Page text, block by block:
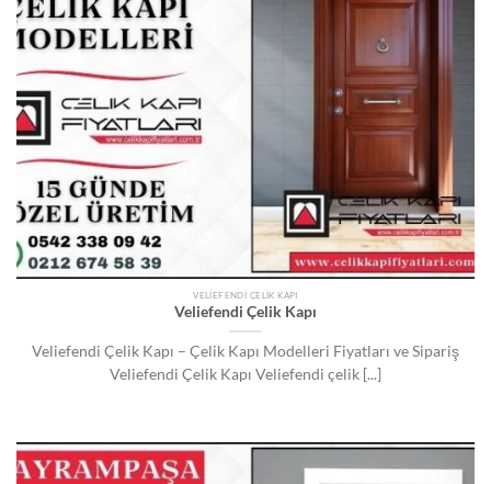
VELIEFENDI ÇELIK KAPI
Veliefendi Çelik Kapı
Veliefendi Çelik Kapı – Çelik Kapı Modelleri Fiyatları ve Sipariş
Veliefendi Çelik Kapı Veliefendi çelik [...]